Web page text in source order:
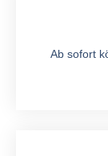
Ab sofort